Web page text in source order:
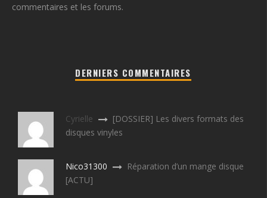
commentaires et les forums.
DERNIERS COMMENTAIRES
Cyrielle
[DOSSIER] Les divers formats des
disques vinyles
Nico31300
Réparation d’un mange disque
[ACTU]